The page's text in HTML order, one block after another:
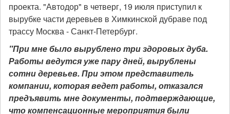
проекта. "Автодор" в четверг, 19 июля приступил к
вырубке части деревьев в Химкинской дубраве под
трассу Москва - Санкт-Петербург.
"При мне было вырублено три здоровых дуба.
Работы ведутся уже пару дней, вырублены
сотни деревьев. При этом представитель
компании, которая ведет работы, отказался
предъявить мне документы, подтверждающие,
что компенсационные мероприятия были